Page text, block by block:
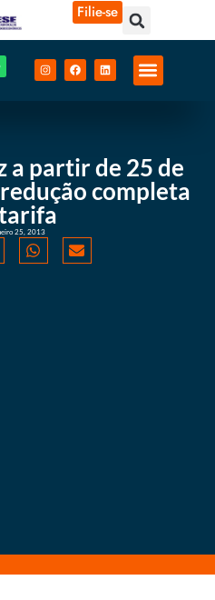
Filie-se
a partir de 25 de
completa
25, 2013